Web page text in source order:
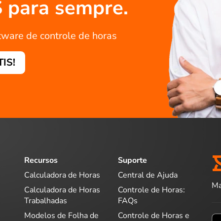
para sempre.
de controle de horas
Recursos
Calculadora de Horas
Calculadora de Horas
Trabalhadas
Modelos de Folha de
Suporte
Central de Ajuda
Controle de Horas:
FAQs
Controle de Horas e